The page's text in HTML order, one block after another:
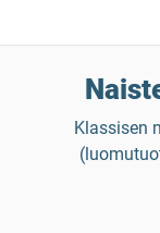
Klassisen